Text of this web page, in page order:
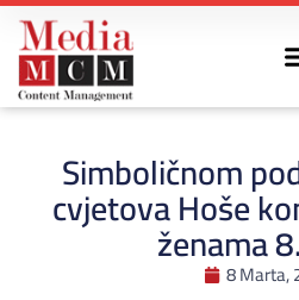
Simboličnom
cvjetova Hoše
ženama
8 Marta,